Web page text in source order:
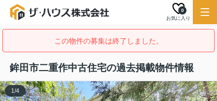
お気に入り
0
この物件の募集は終了しました。
鉾田市二重作中古住宅の過去掲載物件情報
1/4